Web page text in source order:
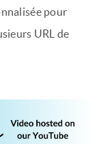
pour
URL de